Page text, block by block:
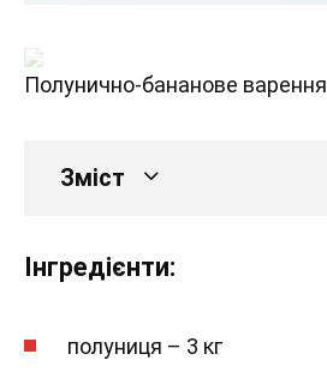
Полунично-бананове варення
Зміст
Інгредієнти:
полуниця – 3 кг